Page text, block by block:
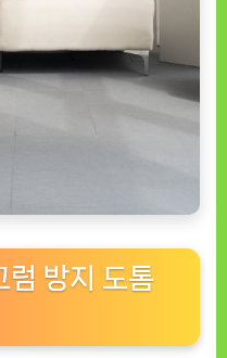
템
럼 방지 도톰